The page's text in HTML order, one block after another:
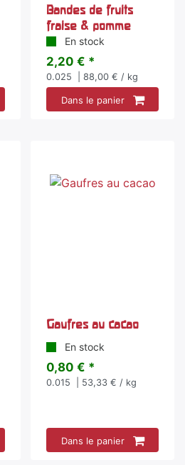
Bandes de fruits
fraise & pomme
En stock
2,20 € *
0.025 | 88,00 € / kg
Dans le panier
Gaufres au cacao
En stock
0,80 € *
0.015 | 53,33 € / kg
Dans le panier